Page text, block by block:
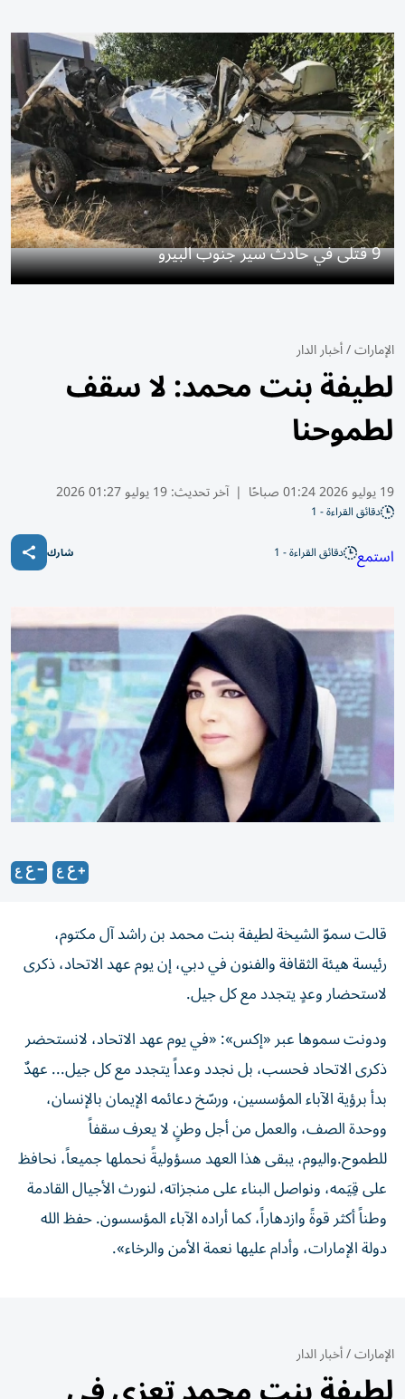
9 قتلى في حادث سير جنوب البيرو
الإمارات/أخبار الدار
لطيفة بنت محمد: لا سقف
لطموحنا
19 يوليو 2026 01:24 صباحًا | آخر تحديث:19 يوليو 01:27 2026
دقائق القراءة - 1
استمع دقائق القراءة - 1 شارك
قالت سموّ الشيخة لطيفة بنت محمد بن راشد آل مكتوم،
رئيسة هيئة الثقافة والفنون في دبي، إن يوم عهد الاتحاد، ذكرى
لاستحضار وعدٍ يتجدد مع كل جيل.
ودونت سموها عبر «إكس»: «في يوم عهد الاتحاد، لانستحضر
ذكرى الاتحاد فحسب، بل نجدد وعداً يتجدد مع كل جيل... عهدٌ
بدأ برؤية الآباء المؤسسين، ورسّخ دعائمه الإيمان بالإنسان،
ووحدة الصف، والعمل من أجل وطنٍ لا يعرف سقفاً
للطموح.واليوم، يبقى هذا العهد مسؤوليةً نحملها جميعاً، نحافظ
على قِيَمه، ونواصل البناء على منجزاته، لنورث الأجيال القادمة
وطناً أكثر قوةً وازدهاراً، كما أراده الآباء المؤسسون. حفظ الله
دولة الإمارات، وأدام عليها نعمة الأمن والرخاء».
الإمارات/أخبار الدار